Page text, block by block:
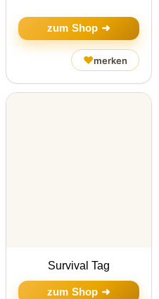
zum Shop ➜
♥merken
Survival Tag
zum Shop ➜